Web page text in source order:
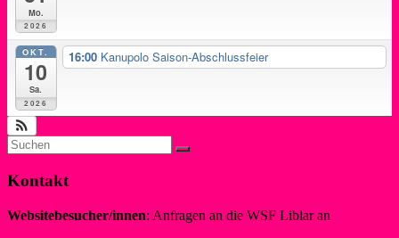
Mo.
2026
OKT.
10
Sa.
2026
16:00 Kanupolo Saison-Abschlussfeier
Kontakt
Websitebesucher/innen: Anfragen an die WSF Liblar an